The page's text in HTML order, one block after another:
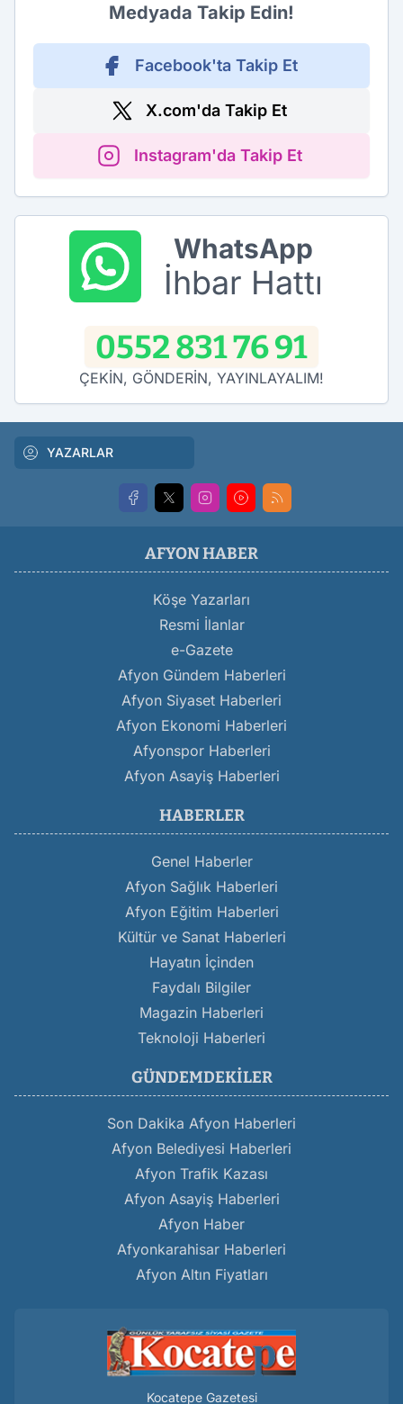
Medyada Takip Edin!
Facebook'ta Takip Et
X.com'da Takip Et
Instagram'da Takip Et
WhatsApp
İhbar Hattı
0552 831 76 91
ÇEKİN, GÖNDERİN, YAYINLAYALIM!
YAZARLAR
AFYON HABER
Köşe Yazarları
Resmi İlanlar
e-Gazete
Afyon Gündem Haberleri
Afyon Siyaset Haberleri
Afyon Ekonomi Haberleri
Afyonspor Haberleri
Afyon Asayiş Haberleri
HABERLER
Genel Haberler
Afyon Sağlık Haberleri
Afyon Eğitim Haberleri
Kültür ve Sanat Haberleri
Hayatın İçinden
Faydalı Bilgiler
Magazin Haberleri
Teknoloji Haberleri
GÜNDEMDEKILER
Son Dakika Afyon Haberleri
Afyon Belediyesi Haberleri
Afyon Trafik Kazası
Afyon Asayiş Haberleri
Afyon Haber
Afyonkarahisar Haberleri
Afyon Altın Fiyatları
Kocatepe Gazetesi